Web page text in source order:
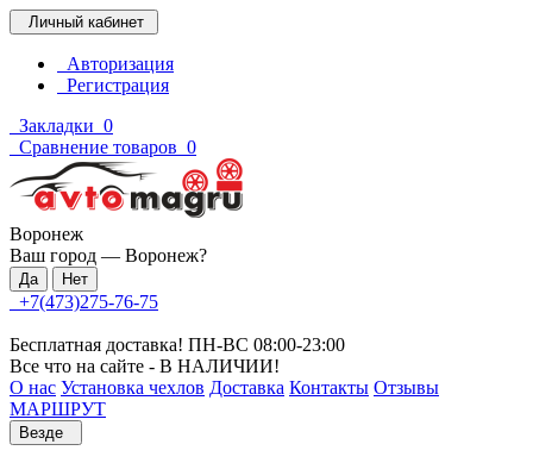
Личный кабинет
Авторизация
Регистрация
Закладки 0
Сравнение товаров 0
Воронеж
Ваш город — Воронеж?
+7(473)275-76-75
Бесплатная доставка! ПН-ВС 08:00-23:00
Все что на сайте - В НАЛИЧИИ!
О нас Установка чехлов Доставка Контакты Отзывы
МАРШРУТ
Везде